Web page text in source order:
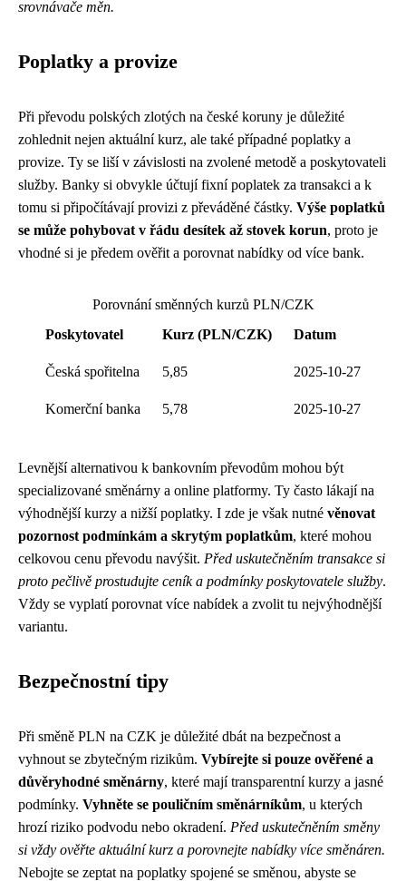
srovnávače měn.
Poplatky a provize
Při převodu polských zlotých na české koruny je důležité
zohlednit nejen aktuální kurz, ale také případné poplatky a
provize. Ty se liší v závislosti na zvolené metodě a poskytovateli
služby. Banky si obvykle účtují fixní poplatek za transakci a k
tomu si připočítávají provizi z převáděné částky. Výše poplatků
se může pohybovat v řádu desítek až stovek korun, proto je
vhodné si je předem ověřit a porovnat nabídky od více bank.
Porovnání směnných kurzů PLN/CZK
Poskytovatel
Kurz (PLN/CZK) Datum
Česká spořitelna 5,85 2025-10-27
Komerční banka 5,78 2025-10-27
Levnější alternativou k bankovním převodům mohou být
specializované směnárny a online platformy. Ty často lákají na
výhodnější kurzy a nižší poplatky. I zde je však nutné věnovat
pozornost podmínkám a skrytým poplatkům, které mohou
celkovou cenu převodu navýšit. Před uskutečněním transakce si
proto pečlivě prostudujte ceník a podmínky poskytovatele služby.
Vždy se vyplatí porovnat více nabídek a zvolit tu nejvýhodnější
variantu.
Bezpečnostní tipy
Při směně PLN na CZK je důležité dbát na bezpečnost a
vyhnout se zbytečným rizikům. Vybírejte si pouze ověřené a
důvěryhodné směnárny, které mají transparentní kurzy a jasné
podmínky. Vyhněte se pouličním směnárníkům, u kterých
hrozí riziko podvodu nebo okradení. Před uskutečněním směny
si vždy ověřte aktuální kurz a porovnejte nabídky více směnáren.
Nebojte se zeptat na poplatky spojené se směnou, abyste se